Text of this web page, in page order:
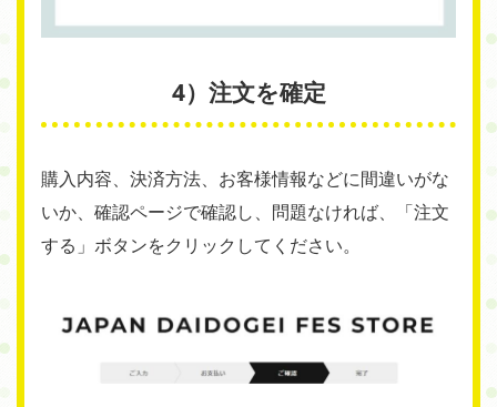
4）注文を確定
購入内容、決済方法、お客様情報などに間違いがな
いか、確認ページで確認し、問題なければ、「注文
する」ボタンをクリックしてください。